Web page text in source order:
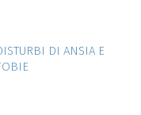
DI ANSIA E